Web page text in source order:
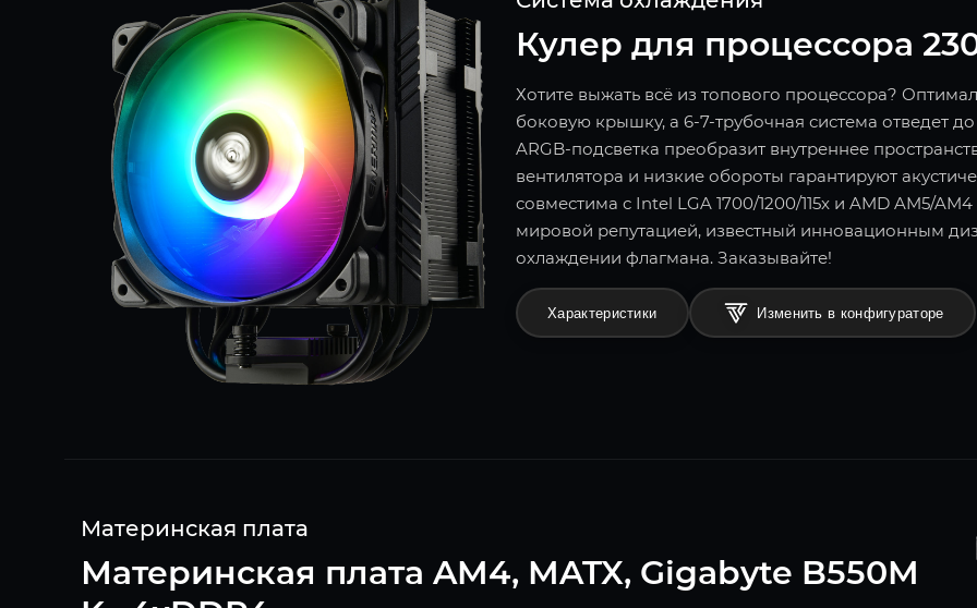
Кулер для процессора
Хотите выжать всё из топового процессора?
боковую крышку, а 6-7-трубочная система отведет
ARGB-подсветка преобразит внутреннее
вентилятора и низкие обороты гарантируют
совместима с Intel LGA 1700/1200/115x и AMD AM5/
мировой репутацией, известный инновационным
охлаждении флагмана. Заказывайте!
Характеристики Изменить в конфигураторе
Материнская плата
Материнская плата AM4, MATX, Gigabyte B550M